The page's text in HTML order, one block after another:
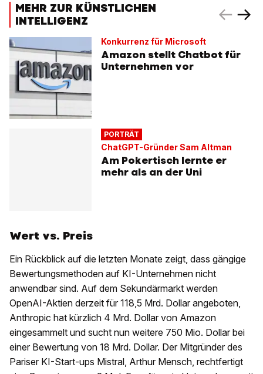
MEHR ZUR KÜNSTLICHEN
INTELLIGENZ
Konkurrenz für Microsoft
Amazon stellt Chatbot für
Unternehmen vor
PORTRÄT
ChatGPT-Gründer Sam Altman
Am Pokertisch lernte er
mehr als an der Uni
Wert vs. Preis
Ein Rückblick auf die letzten Monate zeigt, dass gängige
Bewertungsmethoden auf KI-Unternehmen nicht
anwendbar sind. Auf dem Sekundärmarkt werden
OpenAI-Aktien derzeit für 118,5 Mrd. Dollar angeboten,
Anthropic hat kürzlich 4 Mrd. Dollar von Amazon
eingesammelt und sucht nun weitere 750 Mio. Dollar bei
einer Bewertung von 18 Mrd. Dollar. Der Mitgründer des
Pariser KI-Start-ups Mistral, Arthur Mensch, rechtfertigt